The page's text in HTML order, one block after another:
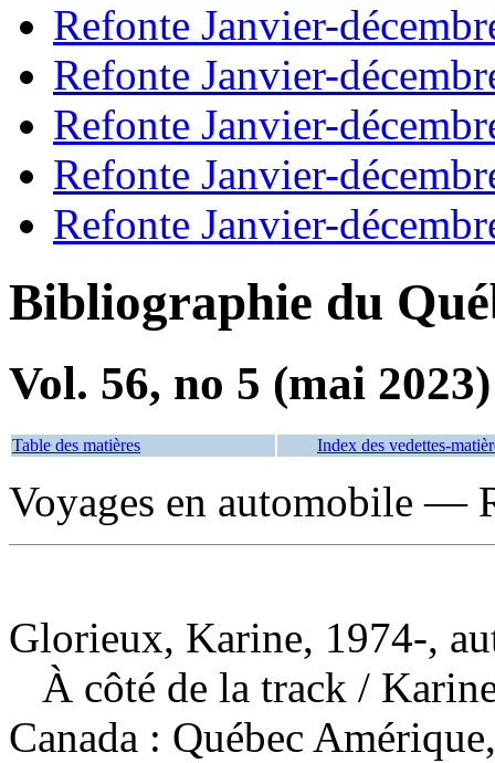
Refonte Janvier-
Refonte Janvier-
Refonte Janvier-
Refonte Janvier-
Refonte Janvier-
Bibliographie du
Vol. 56, no 5 (mai 2023)
Table des matières Index des vedettes-
Voyages en automobile —
Glorieux, Karine, 1974-,
À côté de la track /
Canada : Québec